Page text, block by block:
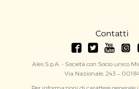
Contatti
Ales S.p.A. - Società con Socio unico
Via Nazionale, 243 –
Per informazioni di carattere generale